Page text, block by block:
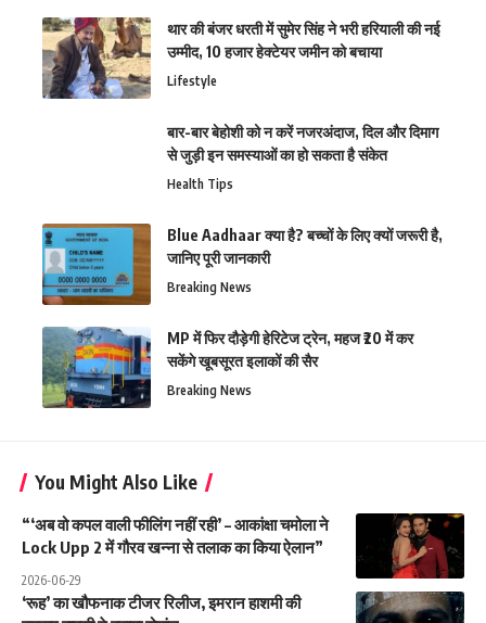
थार की बंजर धरती में सुमेर सिंह ने भरी हरियाली की नई
उम्मीद, 10 हजार हेक्टेयर जमीन को बचाया
Lifestyle
बार-बार बेहोशी को न करें नजरअंदाज, दिल और दिमाग
से जुड़ी इन समस्याओं का हो सकता है संकेत
Health Tips
Blue Aadhaar क्या है? बच्चों के लिए क्यों जरूरी है,
जानिए पूरी जानकारी
Breaking News
MP में फिर दौड़ेगी हेरिटेज ट्रेन, महज ₹20 में कर
सकेंगे खूबसूरत इलाकों की सैर
Breaking News
You Might Also Like
“‘अब वो कपल वाली फीलिंग नहीं रही’ – आकांक्षा चमोला ने
Lock Upp 2 में गौरव खन्ना से तलाक का किया ऐलान”
2026-06-29
‘रूह’ का खौफनाक टीजर रिलीज, इमरान हाशमी की